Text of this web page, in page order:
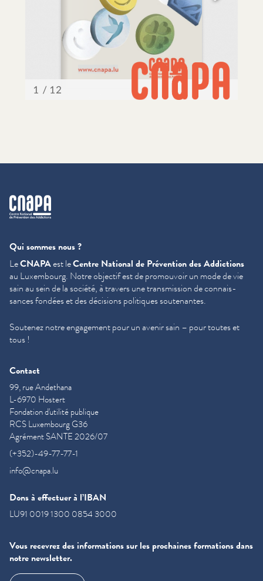
cnapa
Qui sommes nous ?
LeCNAPAest leCentre National de Prévention des Addictions
au Luxembourg. Notre objectif est de promouvoir un mode de vie
sain au sein de la société, à travers une trans­mis­sion de con­nais­
sances fondées et des décisions politiques soutenantes.
Soutenez notre engagement pour un avenir sain – pour toutes et
tous !
Contact
99, rue Andethana
L-6970 Hostert
Fondation d'utilité publique
RCS Luxembourg G36
Agrément SANTE 2026/07
(+352)-49-77-77-1
info@cnapa.lu
Dons à effectuer à l’IBAN
LU91 0019 1300 0854 3000
Vous recevrez des informations sur les prochaines formations dans
notre newsletter.